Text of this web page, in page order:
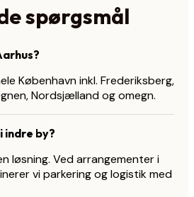
spørgsmål
København inkl. Frederiksberg,
Nordsjælland og omegn.
indre by?
løsning. Ved arrangementer i
vi parkering og logistik med